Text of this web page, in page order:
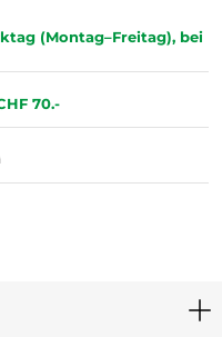
(Montag–Freitag), bei
70.-